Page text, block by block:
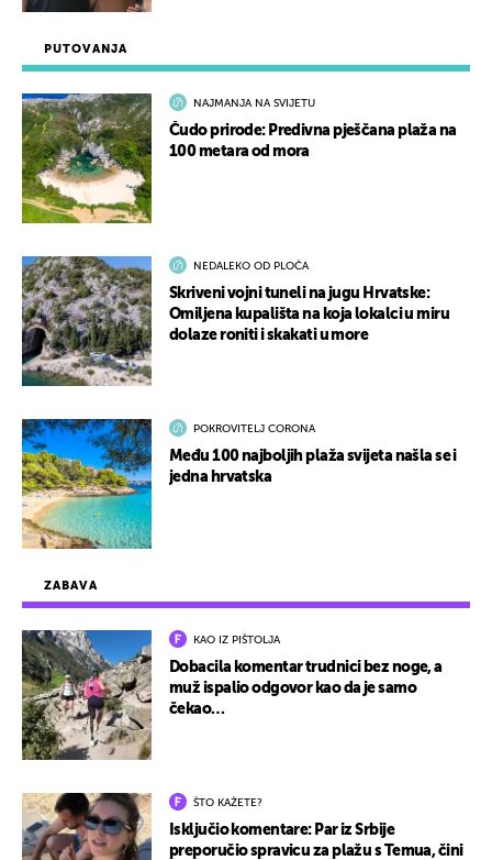
ZABAVA
KAO IZ PIŠTOLJA
Dobacila komentar trudnici bez noge, a
muž ispalio odgovor kao da je samo
čekao…
ŠTO KAŽETE?
Isključio komentare: Par iz Srbije
preporučio spravicu za plažu s Temua, čini
PUTOVANJA
NAJMANJA NA SVIJETU
Čudo prirode: Predivna pješčana plaža na
100 metara od mora
NEDALEKO OD PLOČA
Skriveni vojni tuneli na jugu Hrvatske:
Omiljena kupališta na koja lokalci u miru
dolaze roniti i skakati u more
POKROVITELJ CORONA
Među 100 najboljih plaža svijeta našla se i
jedna hrvatska